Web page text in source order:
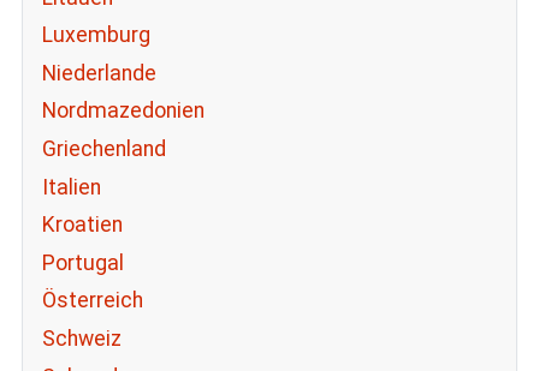
Luxemburg
Niederlande
Nordmazedonien
Griechenland
Italien
Kroatien
Portugal
Österreich
Schweiz